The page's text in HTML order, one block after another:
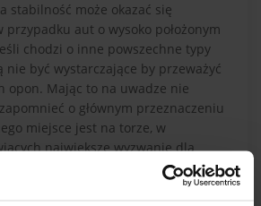
stabilność może okazać się
przypadku aut o wysoko położonym
chodzi o inne powszechne typy
nie być wystarczające by przeważyć
opon. Mając to na uwadze nie
o głównym przeznaczeniu
miejsce jest na torze, w
największe wyzwanie dla
opon.